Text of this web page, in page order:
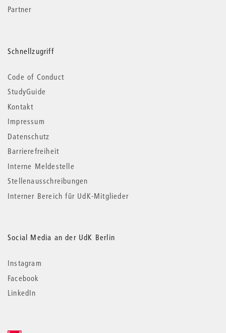
Partner
Schnellzugriff
Code of Conduct
StudyGuide
Kontakt
Impressum
Datenschutz
Barrierefreiheit
Interne Meldestelle
Stellenausschreibungen
Interner Bereich für UdK-Mitglieder
Social Media an der UdK Berlin
Instagram
Facebook
LinkedIn